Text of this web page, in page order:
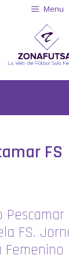
Menu
FS
Pescamar
FS.
Femenino